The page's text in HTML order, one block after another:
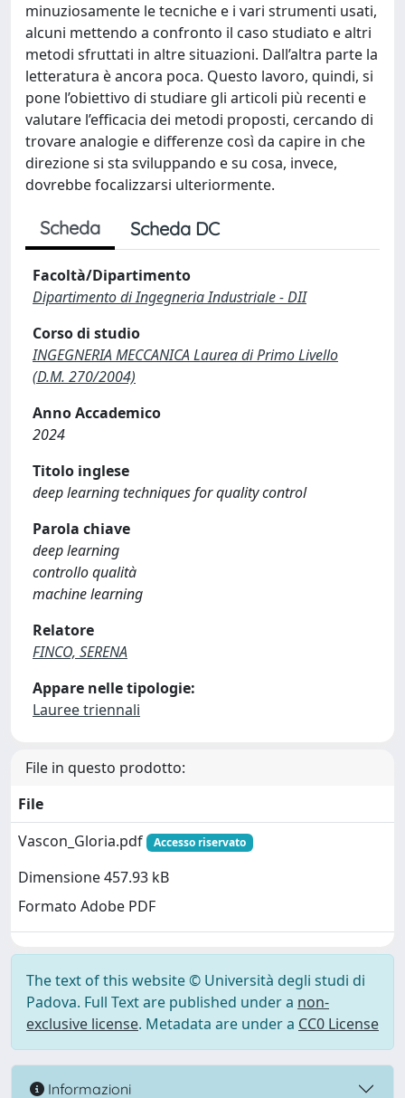
minuziosamente le tecniche e i vari strumenti usati,
alcuni mettendo a confronto il caso studiato e altri
metodi sfruttati in altre situazioni. Dall’altra parte la
letteratura è ancora poca. Questo lavoro, quindi, si
pone l’obiettivo di studiare gli articoli più recenti e
valutare l’efficacia dei metodi proposti, cercando di
trovare analogie e differenze così da capire in che
direzione si sta sviluppando e su cosa, invece,
dovrebbe focalizzarsi ulteriormente.
Scheda Scheda DC
Facoltà/Dipartimento
Dipartimento di Ingegneria Industriale - DII
Corso di studio
INGEGNERIA MECCANICA Laurea di Primo Livello
(D.M. 270/2004)
Anno Accademico
2024
Titolo inglese
deep learning techniques for quality control
Parola chiave
deep learning
controllo qualità
machine learning
Relatore
FINCO, SERENA
Appare nelle tipologie:
Lauree triennali
File in questo prodotto:
File
Vascon_Gloria.pdf
Accesso riservato
Dimensione 457.93 kB
Formato Adobe PDF
The text of this website © Università degli studi di
Padova. Full Text are published under a non-
exclusive license. Metadata are under a CC0 License
Informazioni